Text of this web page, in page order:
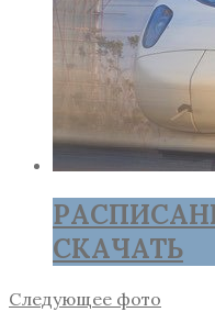
СКАЧАТЬ
Следующее фото